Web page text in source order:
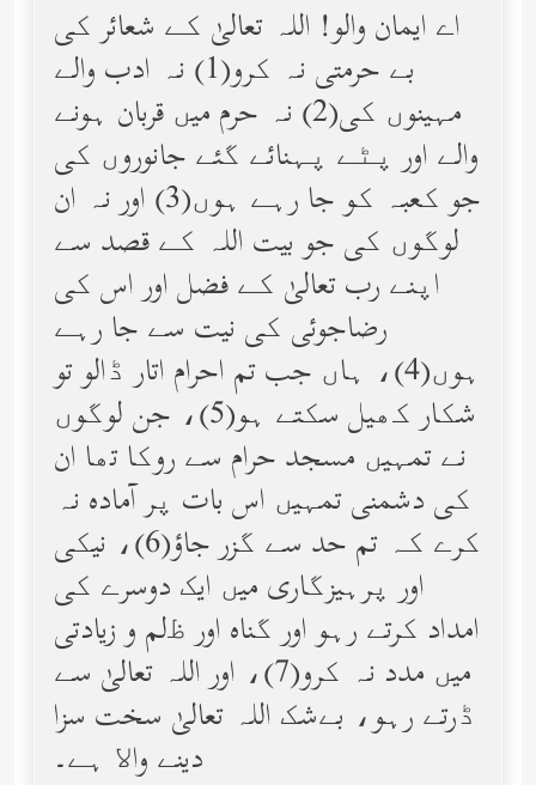
اے ایمان والو! اللہ تعالیٰ کے شعائر کی
بے حرمتی نہ کرو(1) نہ ادب والے
مہینوں کی(2) نہ حرم میں قربان ہونے
والے اور پٹے پہنائے گئے جانوروں کی
جو کعبہ کو جا رہے ہوں(3) اور نہ ان
لوگوں کی جو بیت اللہ کے قصد سے
اپنے رب تعالیٰ کے فضل اور اس کی
رضاجوئی کی نیت سے جا رہے
ہوں(4)، ہاں جب تم احرام اتار ڈالو تو
شکار کھیل سکتے ہو(5)، جن لوگوں
نے تمہیں مسجد حرام سے روکا تھا ان
کی دشمنی تمہیں اس بات پر آماده نہ
کرے کہ تم حد سے گزر جاؤ(6)، نیکی
اور پرہیزگاری میں ایک دوسرے کی
امداد کرتے رہو اور گناه اور ﻇلم و زیادتی
میں مدد نہ کرو(7)، اور اللہ تعالیٰ سے
ڈرتے رہو، بےشک اللہ تعالیٰ سخت سزا
دینے واﻻ ہے۔